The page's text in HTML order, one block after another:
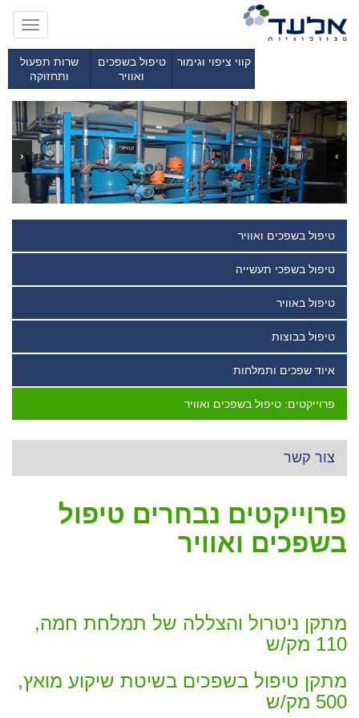
שרות תפעול
ותחזוקה
טיפול בשפכים
ואוויר
קווי ציפוי וגימור
‹ ›
טיפול בשפכים ואוויר
טיפול בשפכי תעשייה
טיפול באוויר
טיפול בבוצות
איוד שפכים ותמלחות
פרוייקטים: טיפול בשפכים ואוויר
צור קשר
פרוייקטים נבחרים טיפול
בשפכים ואוויר
מתקן ניטרול והצללה של תמלחת חמה,
110 מק/ש
מתקן טיפול בשפכים בשיטת שיקוע מואץ,
500 מק/ש